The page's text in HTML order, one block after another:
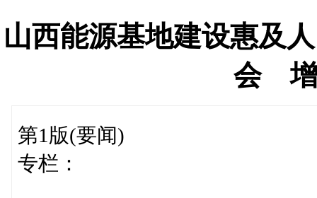
山西能源基地建设惠及
会 增
第1版(要闻)
专栏：